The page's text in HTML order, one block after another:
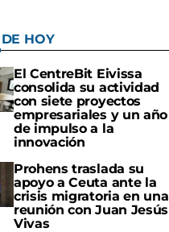
HOY
El CentreBit Eivissa
consolida su actividad
con siete proyectos
empresariales y un año
de impulso a la
innovación
Prohens traslada su
apoyo a Ceuta ante la
crisis migratoria en una
reunión con Juan Jesús
Vivas